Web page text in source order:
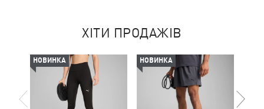
ХІТИ ПРОДАЖІВ
НОВИНКА НОВИНКА